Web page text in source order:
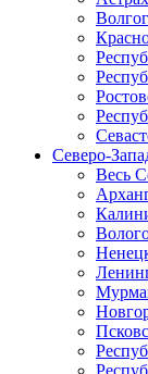
Северо-
Весь